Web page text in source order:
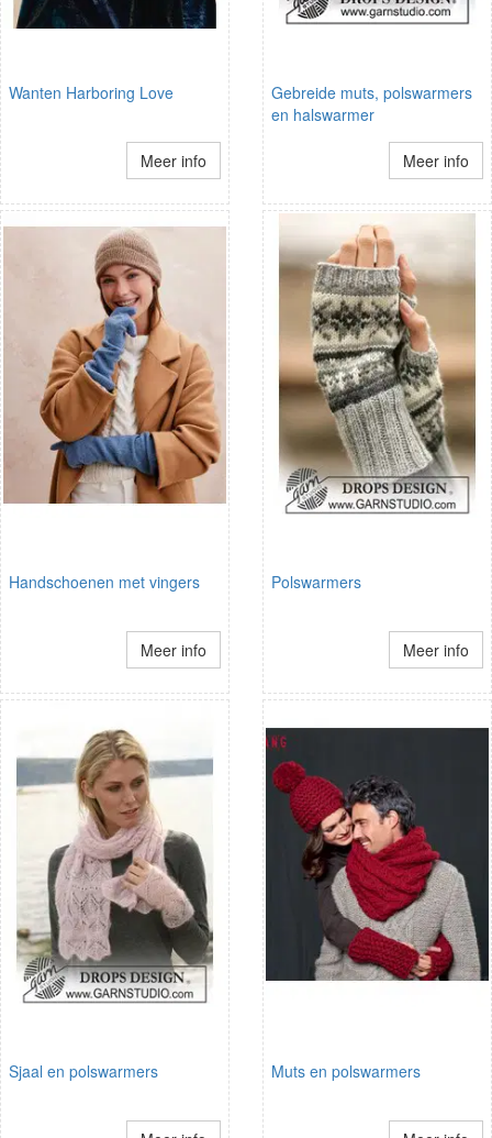
Wanten Harboring Love
Meer info
Gebreide muts, polswarmers
en halswarmer
Meer info
Handschoenen met vingers
Meer info
Polswarmers
Meer info
Sjaal en polswarmers Muts en polswarmers